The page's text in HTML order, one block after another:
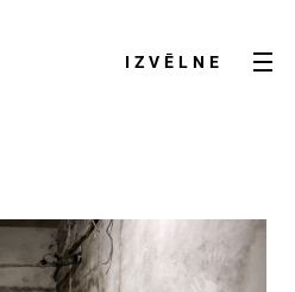
IZVĒLNE